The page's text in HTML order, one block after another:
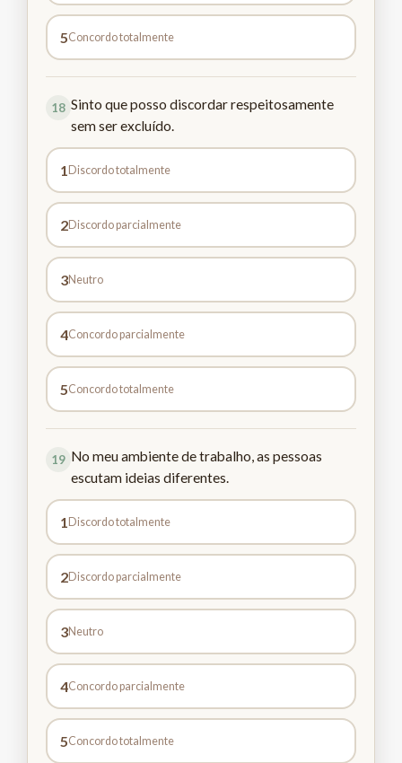
5Concordo totalmente
18 Sinto que posso discordar respeitosamente
sem ser excluído.
1 Discordo totalmente
2Discordo parcialmente
3Neutro
4Concordo parcialmente
5Concordo totalmente
19 No meu ambiente de trabalho, as pessoas
escutam ideias diferentes.
1 Discordo totalmente
2Discordo parcialmente
3Neutro
4Concordo parcialmente
5Concordo totalmente